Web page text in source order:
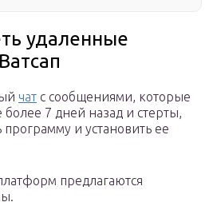
удаленные
чат с сообщениями, которые
7 дней назад и стерты,
программу и установить ее
предлагаются